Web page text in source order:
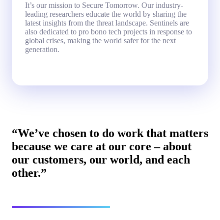
It’s our mission to Secure Tomorrow. Our industry-
leading researchers educate the world by sharing the
latest insights from the threat landscape. Sentinels are
also dedicated to pro bono tech projects in response to
global crises, making the world safer for the next
generation.
“We’ve chosen to do work that matters
because we care at our core – about
our customers, our world, and each
other.”